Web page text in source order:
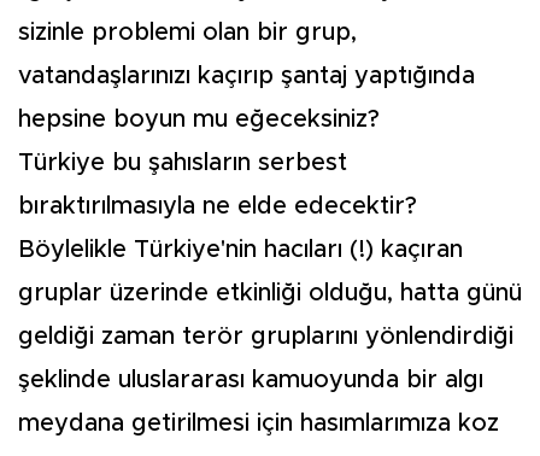
sizinle problemi olan bir grup,
vatandaşlarınızı kaçırıp şantaj yaptığında
hepsine boyun mu eğeceksiniz?
Türkiye bu şahısların serbest
bıraktırılmasıyla ne elde edecektir?
Böylelikle Türkiye'nin hacıları (!) kaçıran
gruplar üzerinde etkinliği olduğu, hatta günü
geldiği zaman terör gruplarını yönlendirdiği
şeklinde uluslararası kamuoyunda bir algı
meydana getirilmesi için hasımlarımıza koz